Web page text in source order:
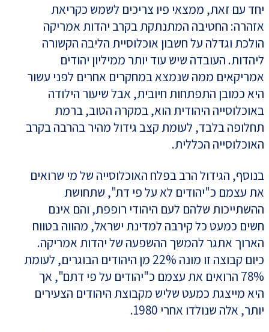
יחד עם זאת, ממצאי פיו צריכים לשמש כקריאת
אזהרה: החטיבה המתנתקת בקרב יהדות אמריקה
הולכת וגדלה על חשבון אוכלוסיית הליבה הקשורה
ליהדות. העובדה שיש עוד יותר ממיליון יהודים
אמריקאים ממה שנמצא במחקרים אחרים לפני עשור
היא כמובן התפתחות חיובית, אבל שיעור הילודה
באוכלוסייה היהודית הוא, במקרה הטוב, ברמת
תחלופה בלבד, לעומת קצב גידול מהיר בהרבה בקרב
האוכלוסייה הכללית.
בנוסף, הגידול הרב בפלח האוכלוסייה של מי שרואים
את עצמם כ"יהודים לא על פי דת", שתחושת
ההשתייכות שלהם לעם היהודי רופפת, והם אינם
חשים כמעט כל קירבה למדינת ישראל, מהווה בטווח
הארוך אתגר להמשך ההשפעה של יהדות אמריקה.
כיום קבוצה זו מונה 22% מן היהודים הבוגרים, לעומת
78% הרואים את עצמם כ"יהודים על פי דתם", אך
היא מייצגת כמעט שליש מקבוצת היהודים הצעירים
יותר, אלה שנולדו אחרי 1980.